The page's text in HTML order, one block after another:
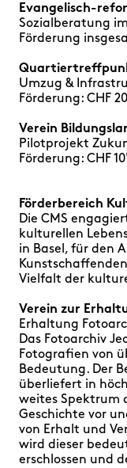
Evangelisch-
Sozialberatung
Förderung
Umzug &
Förderung: CHF
Verein
Pilotprojekt
Förderung: CHF
Förderbereich
Die CMS
kulturellen
in Basel, für den
Vielfalt der
Verein zur
Erhaltung
Das Fotoarchiv
Fotografien von
Bedeutung. Der
überliefert in
weites Spektrum
Geschichte vor
von Erhalt und
wird dieser
erschlossen und